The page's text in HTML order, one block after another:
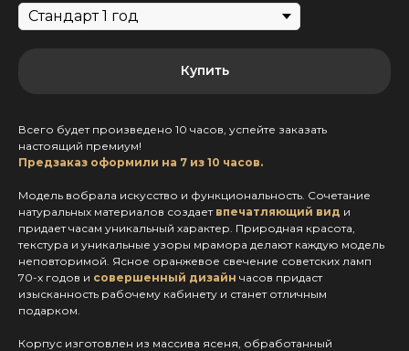
Купить
Всего будет произведено 10 часов, успейте заказать
настоящий премиум!
Предзаказ оформили на 7 из 10 часов.
Модель вобрала искусство и функциональность. Сочетание
натуральных материалов создает впечатляющий вид и
придает часам уникальный характер. Природная красота,
текстура и уникальные узоры мрамора делают каждую модель
неповторимой. Ясное оранжевое свечение советских ламп
70-х годов и совершенный дизайн часов придаст
изысканность рабочему кабинету и станет отличным
подарком.
Корпус изготовлен из массива ясеня, обработанный